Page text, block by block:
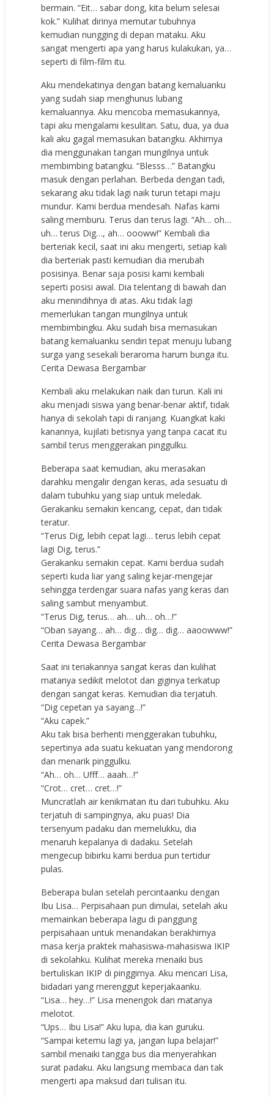
bermain. “Eit… sabar dong, kita belum selesai
kok.” Kulihat dirinya memutar tubuhnya
kemudian nungging di depan mataku. Aku
sangat mengerti apa yang harus kulakukan, ya…
seperti di film-film itu.
Aku mendekatinya dengan batang kemaluanku
yang sudah siap menghunus lubang
kemaluannya. Aku mencoba memasukannya,
tapi aku mengalami kesulitan. Satu, dua, ya dua
kali aku gagal memasukan batangku. Akhirnya
dia menggunakan tangan mungilnya untuk
membimbing batangku. “Blesss…” Batangku
masuk dengan perlahan. Berbeda dengan tadi,
sekarang aku tidak lagi naik turun tetapi maju
mundur. Kami berdua mendesah. Nafas kami
saling memburu. Terus dan terus lagi. “Ah… oh…
uh… terus Dig…, ah… oooww!” Kembali dia
berteriak kecil, saat ini aku mengerti, setiap kali
dia berteriak pasti kemudian dia merubah
posisinya. Benar saja posisi kami kembali
seperti posisi awal. Dia telentang di bawah dan
aku menindihnya di atas. Aku tidak lagi
memerlukan tangan mungilnya untuk
membimbingku. Aku sudah bisa memasukan
batang kemaluanku sendiri tepat menuju lubang
surga yang sesekali beraroma harum bunga itu.
Cerita Dewasa Bergambar
Kembali aku melakukan naik dan turun. Kali ini
aku menjadi siswa yang benar-benar aktif, tidak
hanya di sekolah tapi di ranjang. Kuangkat kaki
kanannya, kujilati betisnya yang tanpa cacat itu
sambil terus menggerakan pinggulku.
Beberapa saat kemudian, aku merasakan
darahku mengalir dengan keras, ada sesuatu di
dalam tubuhku yang siap untuk meledak.
Gerakanku semakin kencang, cepat, dan tidak
teratur.
“Terus Dig, lebih cepat lagi… terus lebih cepat
lagi Dig, terus.”
Gerakanku semakin cepat. Kami berdua sudah
seperti kuda liar yang saling kejar-mengejar
sehingga terdengar suara nafas yang keras dan
saling sambut menyambut.
“Terus Dig, terus… ah… uh… oh…!”
“Oban sayang… ah… dig… dig… dig… aaoowww!”
Cerita Dewasa Bergambar
Saat ini teriakannya sangat keras dan kulihat
matanya sedikit melotot dan giginya terkatup
dengan sangat keras. Kemudian dia terjatuh.
“Dig cepetan ya sayang…!”
“Aku capek.”
Aku tak bisa berhenti menggerakan tubuhku,
sepertinya ada suatu kekuatan yang mendorong
dan menarik pinggulku.
“Ah… oh… Ufff… aaah…!”
“Crot… cret… cret…!”
Muncratlah air kenikmatan itu dari tubuhku. Aku
terjatuh di sampingnya, aku puas! Dia
tersenyum padaku dan memelukku, dia
menaruh kepalanya di dadaku. Setelah
mengecup bibirku kami berdua pun tertidur
pulas.
Beberapa bulan setelah percintaanku dengan
Ibu Lisa… Perpisahaan pun dimulai, setelah aku
memainkan beberapa lagu di panggung
perpisahaan untuk menandakan berakhirnya
masa kerja praktek mahasiswa-mahasiswa IKIP
di sekolahku. Kulihat mereka menaiki bus
bertuliskan IKIP di pinggirnya. Aku mencari Lisa,
bidadari yang merenggut keperjakaanku.
“Lisa… hey…!” Lisa menengok dan matanya
melotot.
“Ups… Ibu Lisa!” Aku lupa, dia kan guruku.
“Sampai ketemu lagi ya, jangan lupa belajar!”
sambil menaiki tangga bus dia menyerahkan
surat padaku. Aku langsung membaca dan tak
mengerti apa maksud dari tulisan itu.